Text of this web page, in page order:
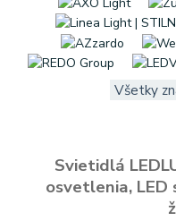
Všetky
Svietidlá
osvetlenia,